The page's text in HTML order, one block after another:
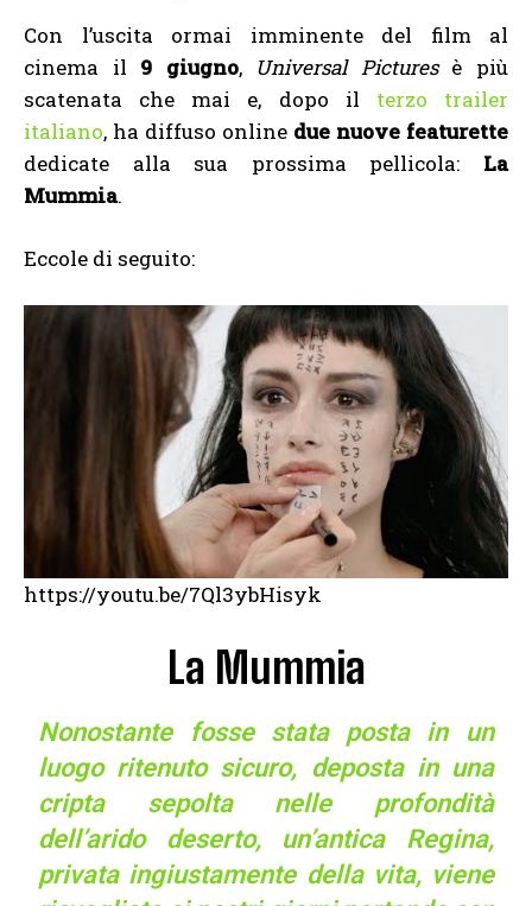
Con l’uscita ormai imminente del film al
cinema il 9 giugno, Universal Picturesè più
scatenata che mai e, dopo il terzo trailer
italiano, ha diffuso online due nuove featurette
dedicate alla sua prossima pellicola: La
Mummia.
Eccole di seguito:
https://youtu.be/7Ql3ybHisyk
La Mummia
Nonostante fosse stata posta in un
luogo ritenuto sicuro, deposta in una
cripta sepolta nelle profondità
dell’arido deserto, un’antica Regina,
privata ingiustamente della vita, viene